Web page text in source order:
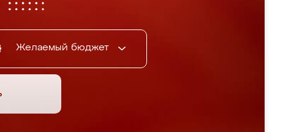
Желаемый бюджет